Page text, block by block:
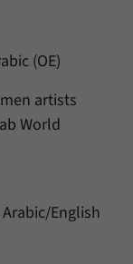
(OE)
artists
World
English
e.V.
eine zufällig
falls der
Informationen
ID.